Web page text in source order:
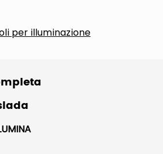
per illuminazione